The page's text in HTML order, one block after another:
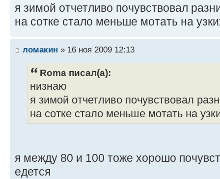
я зимой отчетливо почувствовал
на сотке стало меньше мотать на
ломакин » 16 ноя 2009 12:13
Roma писал(а):
низнаю
я зимой отчетливо почувствовал
на сотке стало меньше мотать на
я между 80 и 100 тоже хорошо
едется